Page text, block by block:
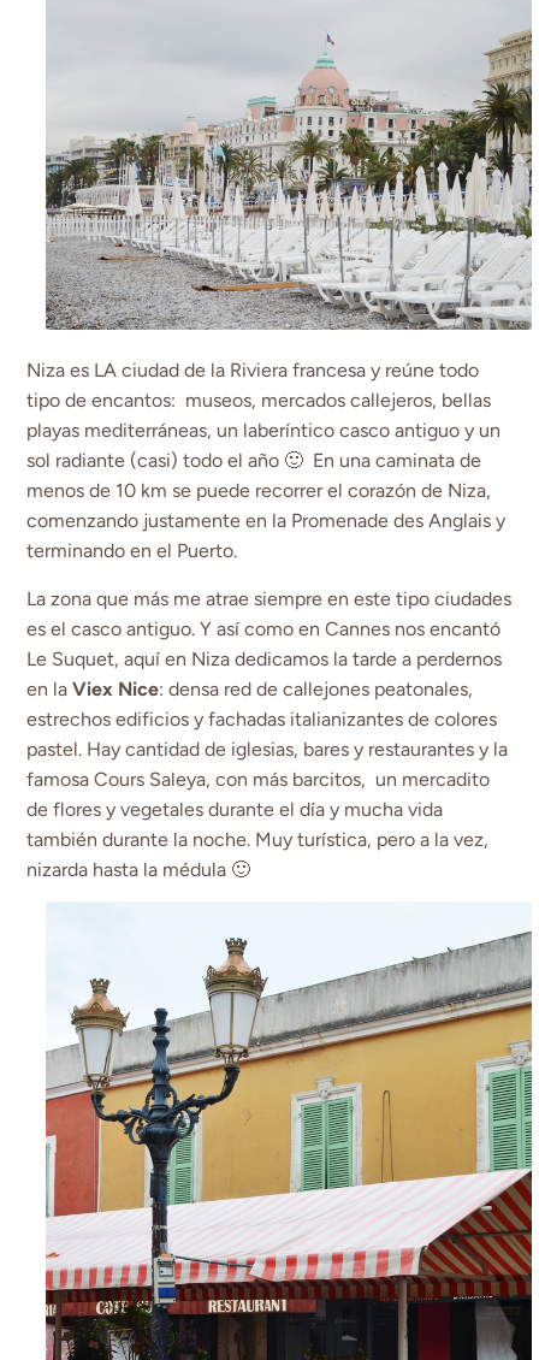
Niza es LA ciudad de la Riviera francesa y reúne todo
tipo de encantos: museos, mercados callejeros, bellas
playas mediterráneas, un laberíntico casco antiguo y un
sol radiante (casi) todo el año 🙂 En una caminata de
menos de 10 km se puede recorrer el corazón de Niza,
comenzando justamente en la Promenade des Anglais y
terminando en el Puerto.
La zona que más me atrae siempre en este tipo ciudades
es el casco antiguo. Y así como en Cannes nos encantó
Le Suquet, aquí en Niza dedicamos la tarde a perdernos
en laViex Nice: densa red de callejones peatonales,
estrechos edificios y fachadas italianizantes de colores
pastel. Hay cantidad de iglesias, bares y restaurantes y la
famosa Cours Saleya, con más barcitos, un mercadito
de flores y vegetales durante el día y mucha vida
también durante la noche. Muy turística, pero a la vez,
nizarda hasta la médula 🙂